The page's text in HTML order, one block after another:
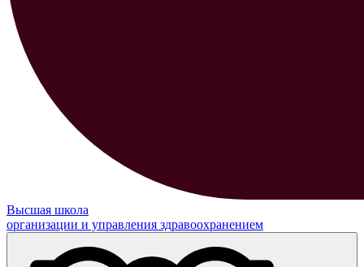
Высшая школа
организации и управления здравоохранением